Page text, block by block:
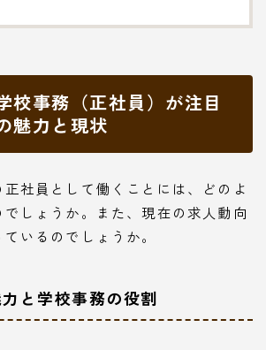
校事務（正社員）が注目
魅力と現状
社員として働くことには、どのよ
しょうか。また、現在の求人動向
いるのでしょうか。
と学校事務の役割